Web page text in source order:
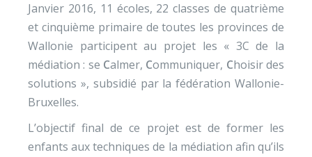
Janvier 2016, 11 écoles, 22 classes de quatrième
et cinquième primaire de toutes les provinces de
Wallonie participent au projet les « 3C de la
médiation : se Calmer, Communiquer, Choisir des
solutions », subsidié par la fédération Wallonie-
Bruxelles.
L’objectif final de ce projet est de former les
enfants aux techniques de la médiation afin qu’ils